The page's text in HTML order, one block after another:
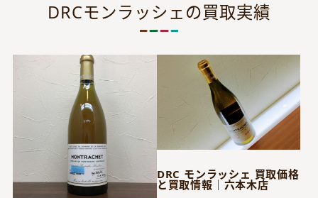
DRCモンラッシェの買取実績
DRC モンラッシェ 買取価格
と買取情報｜六本木店